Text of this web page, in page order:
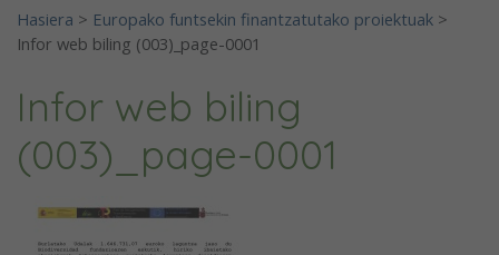
Hasiera > Europako funtsekin finantzatutako proiektuak >
Infor web biling (003)_page-0001
Infor web biling
(003)_page-0001